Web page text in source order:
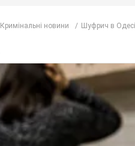
Кримінальні новини Шуфрич в